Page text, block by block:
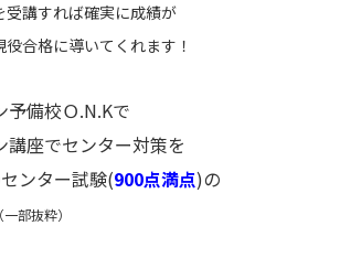
講すれば確実に成績が
合格に導いてくれます！
予備校Ｏ.N.Kで
講座でセンター対策を
ンター試験(900点満点)の
（一部抜粋）